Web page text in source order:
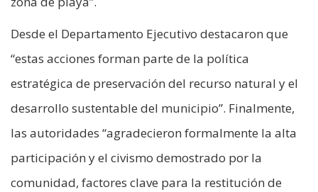
Desde el Departamento Ejecutivo destacaron que
“estas acciones forman parte de la política
estratégica de preservación del recurso natural y el
desarrollo sustentable del municipio”. Finalmente,
las autoridades “agradecieron formalmente la alta
participación y el civismo demostrado por la
comunidad, factores clave para la restitución de